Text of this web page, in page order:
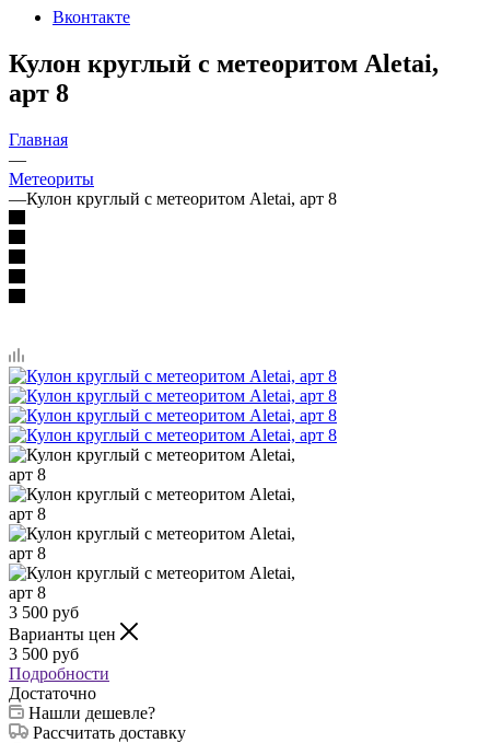
Вконтакте
Кулон круглый с метеоритом Aletai,
арт 8
Главная
—
Метеориты
—Кулон круглый с метеоритом Aletai, арт 8
3 500 руб
Варианты цен
3 500 руб
Подробности
Достаточно
Нашли дешевле?
Рассчитать доставку